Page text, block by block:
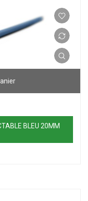
BLEU 20MM